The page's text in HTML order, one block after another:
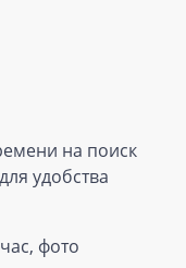
на поиск
удобства
фото